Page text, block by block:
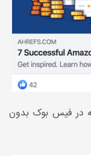
در فیس بوک بدون